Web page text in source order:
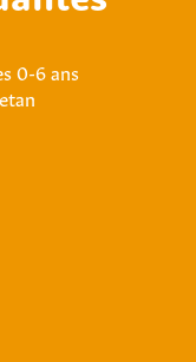
0-6 ans